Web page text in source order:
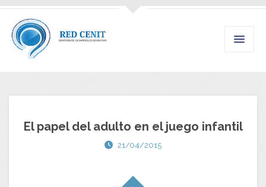
El papel del adulto en el juego infantil
21/04/2015